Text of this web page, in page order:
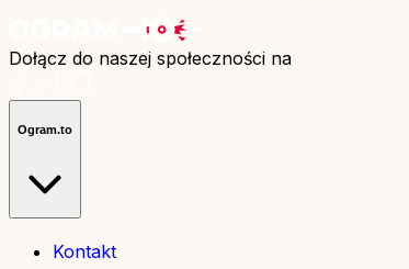
Dołącz do naszej społeczności na
Ogram.to
Kontakt